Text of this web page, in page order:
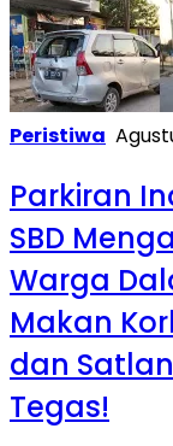
Peristiwa
Parkiran
SBD
Warga
Makan
dan
Tegas!